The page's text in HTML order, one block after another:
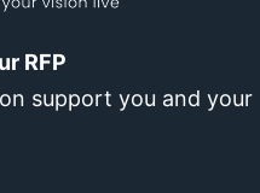
RFP
support you and your